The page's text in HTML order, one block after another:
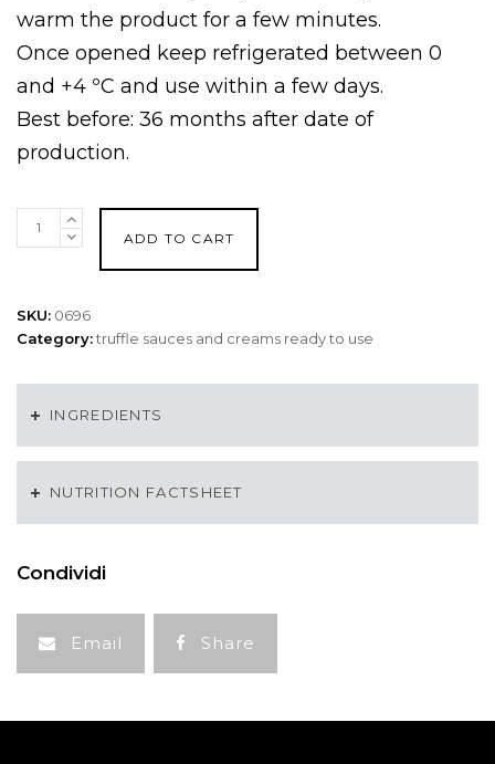
warm the product for a few minutes.
Once opened keep refrigerated between 0
and +4 ºC and use within a few days.
Best before: 36 months after date of
production.
quantity
ADD TO CART
SKU: 0696
Category:truffle sauces and creams ready to use
INGREDIENTS
NUTRITION FACTSHEET
Condividi
Email Share